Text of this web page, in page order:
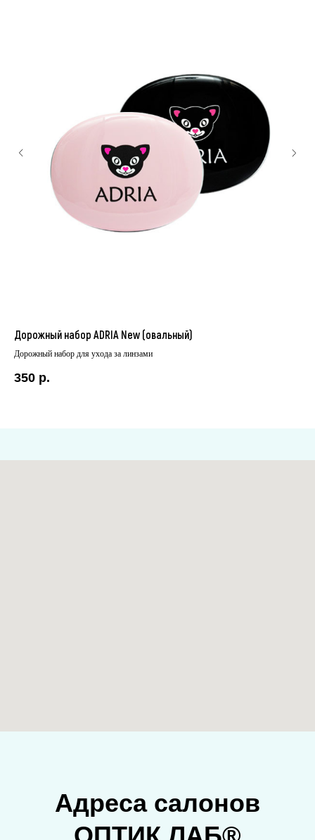
Дорожный набор ADRIA New (овальный)
Дорожный набор для ухода за линзами
350 р.
Адреса салонов